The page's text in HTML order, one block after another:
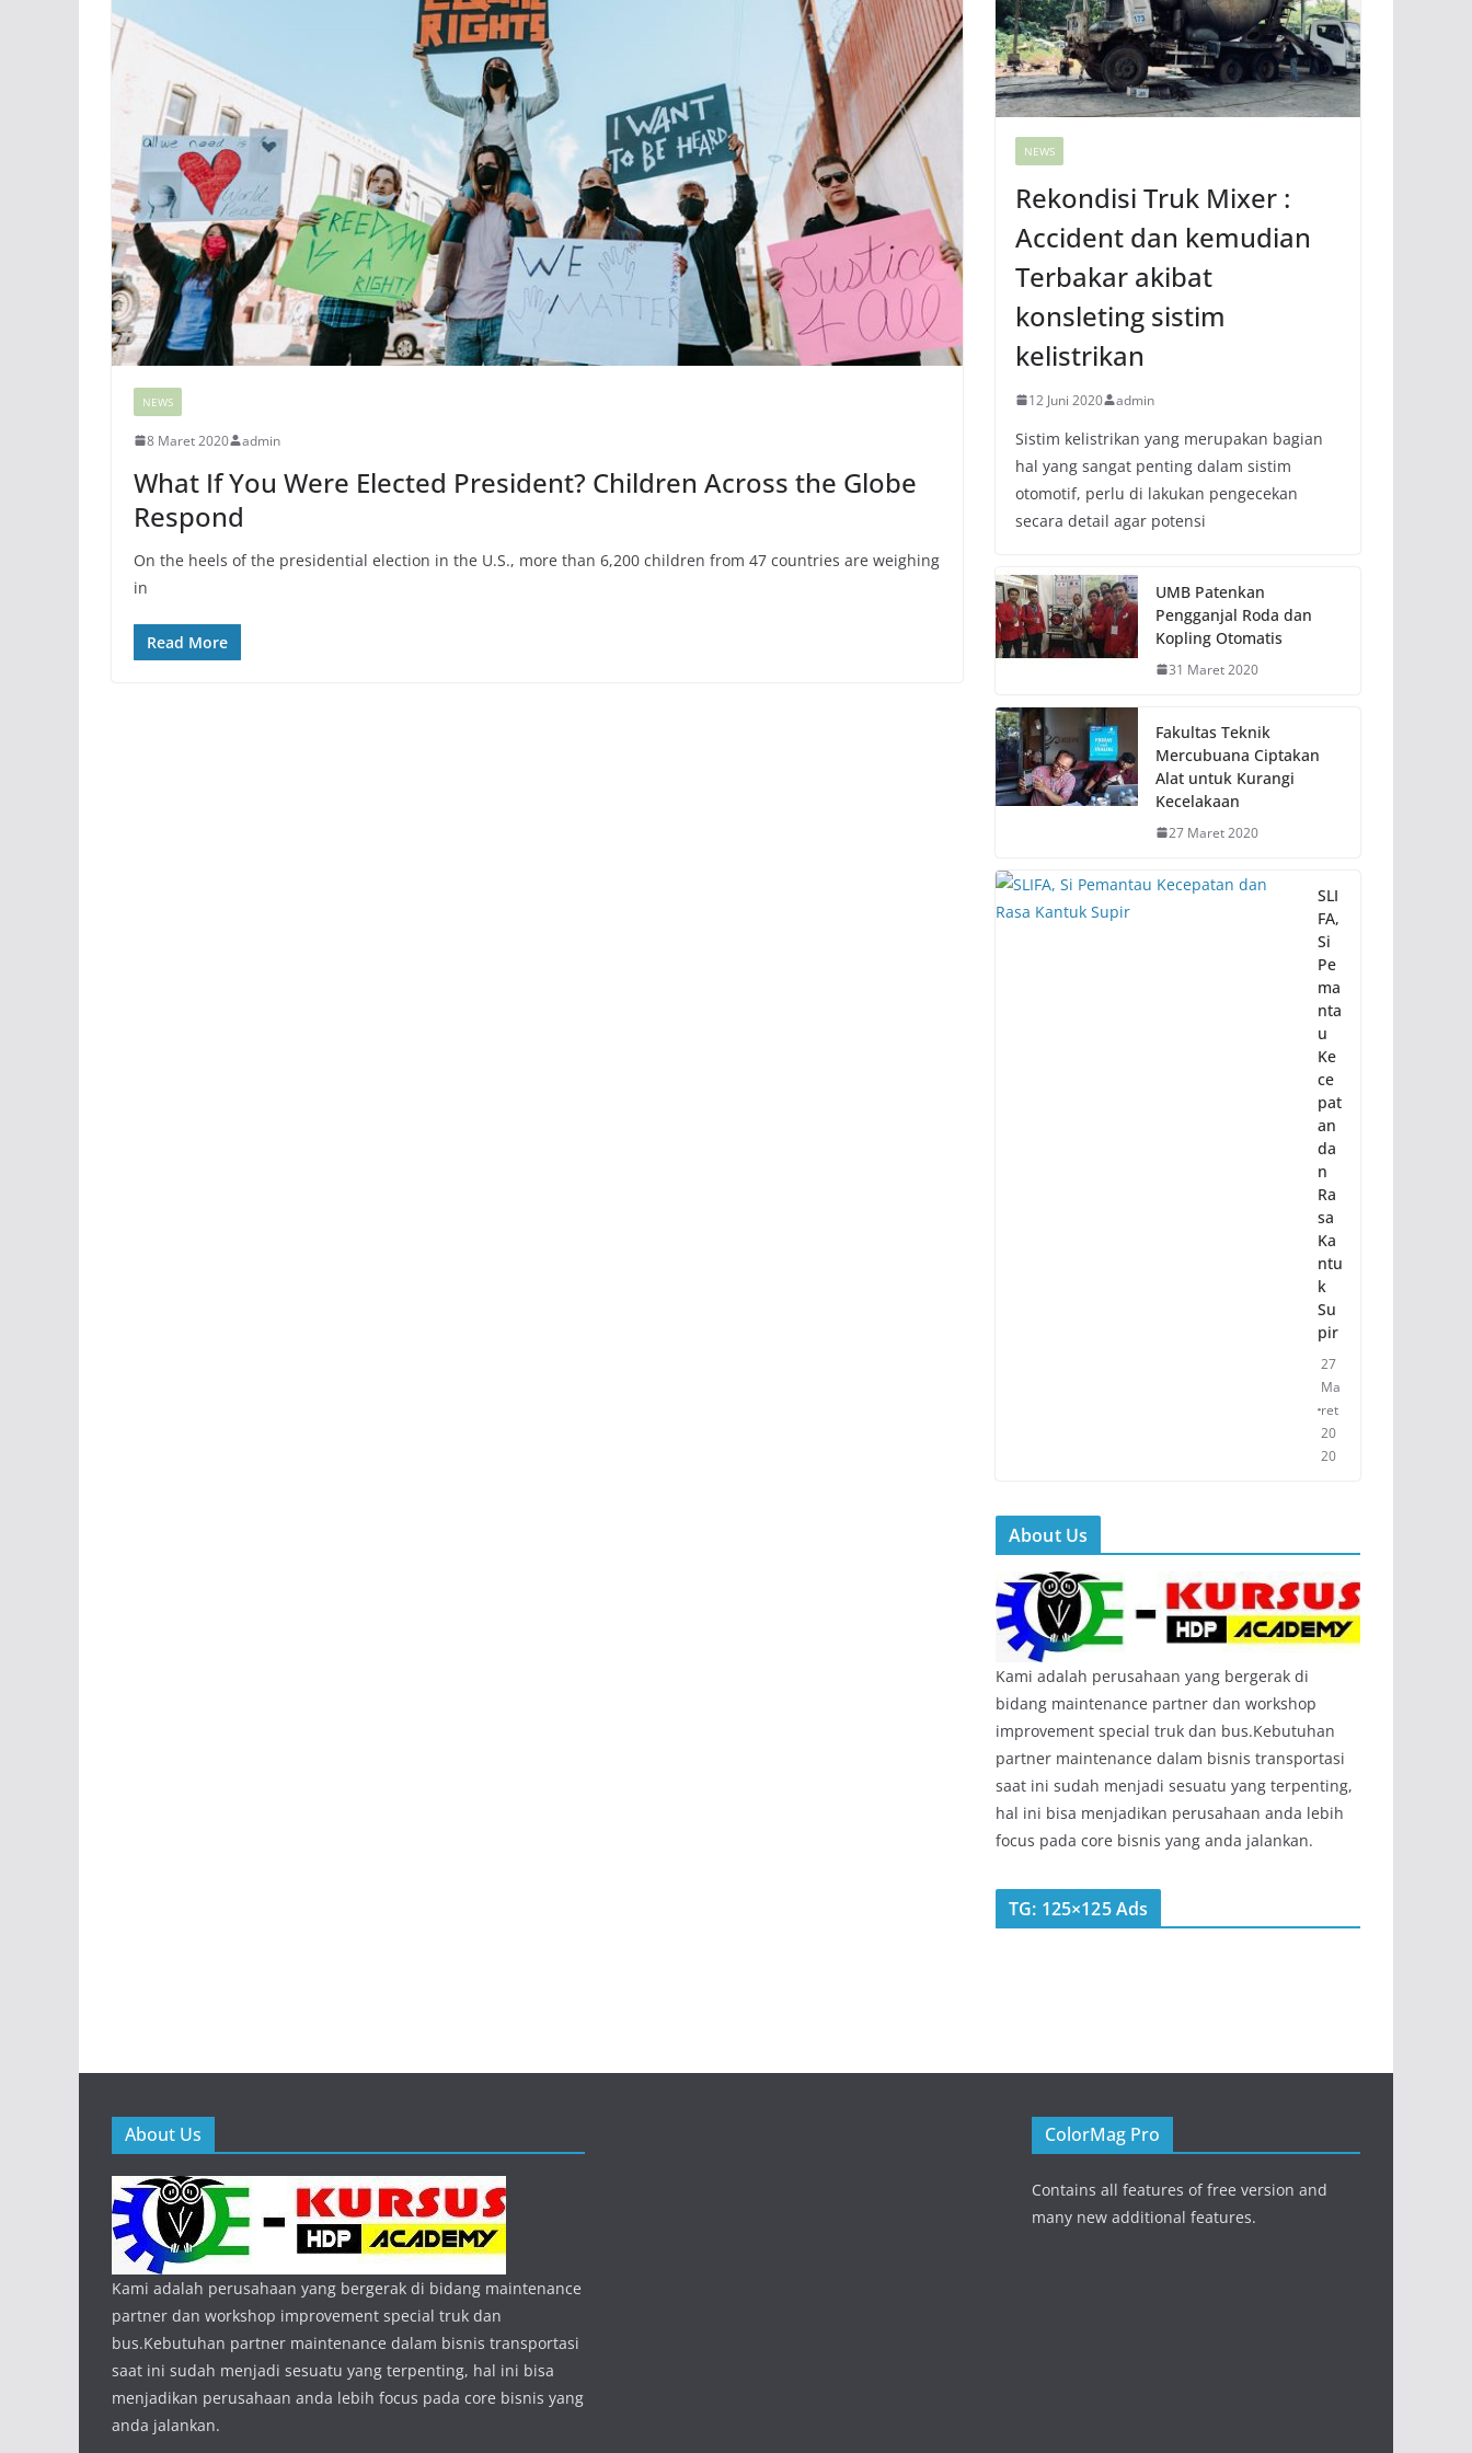
NEWS
8 Maret 2020 admin
What If You Were Elected President? Children Across the Globe
Respond
On the heels of the presidential election in the U.S., more than 6,200 children from 47 countries are weighing
in
Read More
NEWS
Rekondisi Truk Mixer :
Accident dan kemudian
Terbakar akibat
konsleting sistim
kelistrikan
12 Juni 2020 admin
Sistim kelistrikan yang merupakan bagian
hal yang sangat penting dalam sistim
otomotif, perlu di lakukan pengecekan
secara detail agar potensi
UMB Patenkan
Pengganjal Roda dan
Kopling Otomatis
31 Maret 2020
Fakultas Teknik
Mercubuana Ciptakan
Alat untuk Kurangi
Kecelakaan
27 Maret 2020
SLI
FA,
Si
Pe
ma
nta
u
Ke
ce
pat
an
da
n
Ra
sa
Ka
ntu
k
Su
pir
27
Ma
ret
20
20
About Us
Kami adalah perusahaan yang bergerak di
bidang maintenance partner dan workshop
improvement special truk dan bus.Kebutuhan
partner maintenance dalam bisnis transportasi
saat ini sudah menjadi sesuatu yang terpenting,
hal ini bisa menjadikan perusahaan anda lebih
focus pada core bisnis yang anda jalankan.
TG: 125×125 Ads
About Us
Kami adalah perusahaan yang bergerak di bidang maintenance
partner dan workshop improvement special truk dan
bus.Kebutuhan partner maintenance dalam bisnis transportasi
saat ini sudah menjadi sesuatu yang terpenting, hal ini bisa
menjadikan perusahaan anda lebih focus pada core bisnis yang
anda jalankan.
ColorMag Pro
Contains all features of free version and
many new additional features.